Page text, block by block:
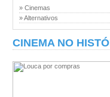
» Cinemas
» Alternativos
CINEMA NO